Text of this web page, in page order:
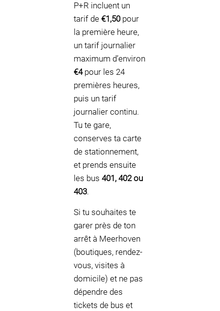
P+R incluent un
tarif de €1,50pour
la première heure,
un tarif journalier
maximum d’environ
€4pour les 24
premières heures,
puis un tarif
journalier continu.
Tu te gare,
conserves ta carte
de stationnement,
et prends ensuite
les bus 401, 402 ou
403.
Si tu souhaites te
garer près de ton
arrêt à Meerhoven
(boutiques, rendez-
vous, visites à
domicile) et ne pas
dépendre des
tickets de bus et